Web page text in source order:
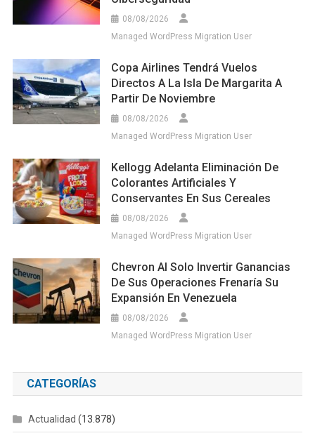
08/08/2026
Managed WordPress Migration User
Copa Airlines Tendrá Vuelos
Directos A La Isla De Margarita A
Partir De Noviembre
08/08/2026
Managed WordPress Migration User
Kellogg Adelanta Eliminación De
Colorantes Artificiales Y
Conservantes En Sus Cereales
08/08/2026
Managed WordPress Migration User
Chevron Al Solo Invertir Ganancias
De Sus Operaciones Frenaría Su
Expansión En Venezuela
08/08/2026
Managed WordPress Migration User
CATEGORÍAS
Actualidad (13.878)